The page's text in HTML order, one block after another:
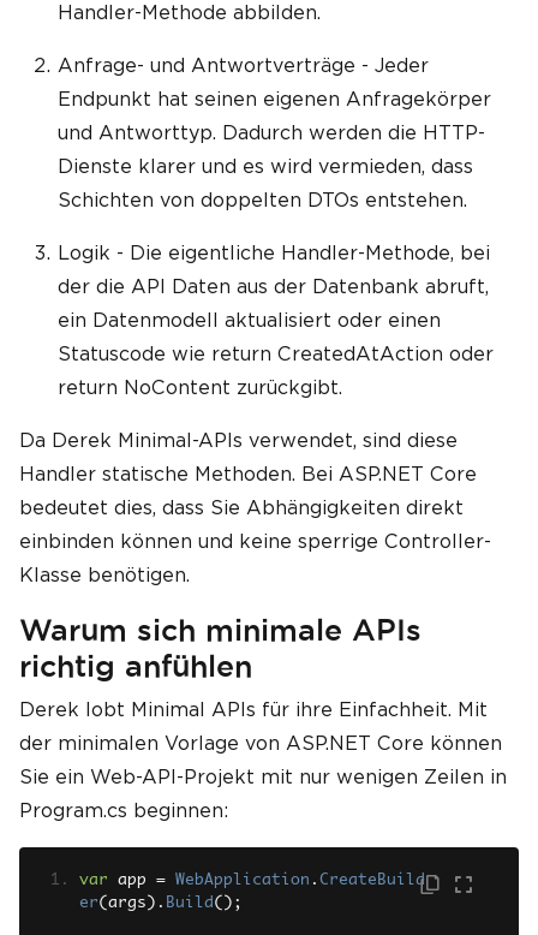
Handler-Methode abbilden.
Anfrage- und Antwortverträge - Jeder
Endpunkt hat seinen eigenen Anfragekörper
und Antworttyp. Dadurch werden die HTTP-
Dienste klarer und es wird vermieden, dass
Schichten von doppelten DTOs entstehen.
Logik - Die eigentliche Handler-Methode, bei
der die API Daten aus der Datenbank abruft,
ein Datenmodell aktualisiert oder einen
Statuscode wie return CreatedAtAction oder
return NoContent zurückgibt.
Da Derek Minimal-APIs verwendet, sind diese
Handler statische Methoden. Bei ASP.NET Core
bedeutet dies, dass Sie Abhängigkeiten direkt
einbinden können und keine sperrige Controller-
Klasse benötigen.
Warum sich minimale APIs
richtig anfühlen
Derek lobt Minimal APIs für ihre Einfachheit. Mit
der minimalen Vorlage von ASP.NET Core können
Sie ein Web-API-Projekt mit nur wenigen Zeilen in
Program.cs beginnen:
var app = WebApplication . CreateBuild
er( args ). Build ();